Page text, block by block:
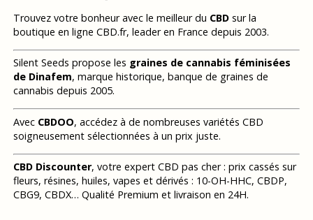
Trouvez votre bonheur avec le meilleur du CBDsur la
boutique en ligne CBD.fr, leader en France depuis 2003.
Silent Seeds propose les graines de cannabis féminisées
de Dinafem, marque historique, banque de graines de
cannabis depuis 2005.
Avec CBDOO, accédez à de nombreuses variétés CBD
soigneusement sélectionnées à un prix juste.
CBD Discounter, votre expert CBD pas cher : prix cassés sur
fleurs, résines, huiles, vapes et dérivés : 10-OH-HHC, CBDP,
CBG9, CBDX… Qualité Premium et livraison en 24H.